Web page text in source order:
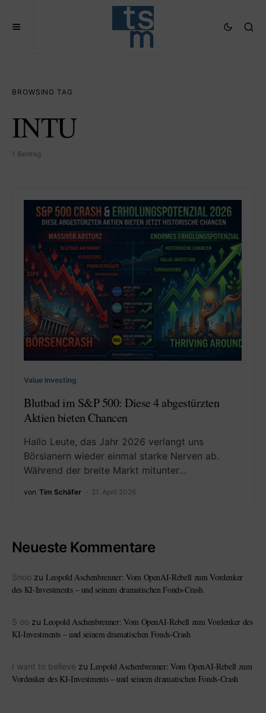
BROWSING TAG
INTU
1 Beitrag
Value Investing
Blutbad im S&P 500: Diese 4 abgestürzten
Aktien bieten Chancen
Hallo Leute, das Jahr 2026 verlangt uns
Börsianern wieder einmal starke Nerven ab.
Während der breite Markt mitunter…
von Tim Schäfer 21. April 2026
Neueste Kommentare
Snoo zu Leopold Aschenbrenner: Vom OpenAI-Rebell zum Vordenker
des KI-Investments – und seinem dramatischen Fonds-Crash
S oo zu Leopold Aschenbrenner: Vom OpenAI-Rebell zum Vordenker des
KI-Investments – und seinem dramatischen Fonds-Crash
I want to believe zu Leopold Aschenbrenner: Vom OpenAI-Rebell zum
Vordenker des KI-Investments – und seinem dramatischen Fonds-Crash